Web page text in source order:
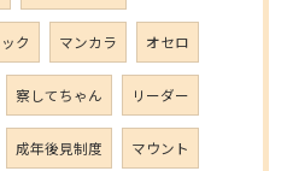
ク マンカラ オセロ
察してちゃん リーダー
成年後見制度 マウント